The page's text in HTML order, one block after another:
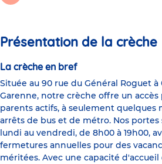
Présentation de la crèche
La crèche en bref
Située au 90 rue du Général Roguet à
Garenne, notre crèche offre un accès
parents actifs, à seulement quelques
arrêts de bus et de métro. Nos
lundi au vendredi, de 8h00 à 19h00,
fermetures annuelles pour des
méritées. Avec une capacité d'accueil